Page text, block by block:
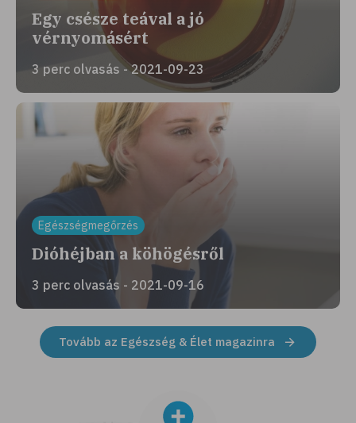
Egy csésze teával a jó
vérnyomásért
3 perc olvasás - 2021-09-23
Egészségmegőrzés
Dióhéjban a köhögésről
3 perc olvasás - 2021-09-16
Tovább az Egészség & Élet magazinra